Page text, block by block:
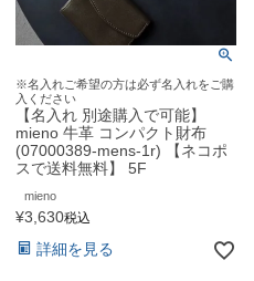
※名入れご希望の方は必ず名入れをご購
入ください
【名入れ 別途購入で可能】
mieno 牛革 コンパクト財布
(07000389-mens-1r) 【ネコポ
スで送料無料】 5F
mieno
¥3,630税込
詳細を見る